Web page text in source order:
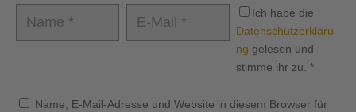
Ich habe die
Datenschutzerkläru
ng gelesen und
stimme ihr zu.
*
Name, E-Mail-Adresse und Website in diesem Browser für